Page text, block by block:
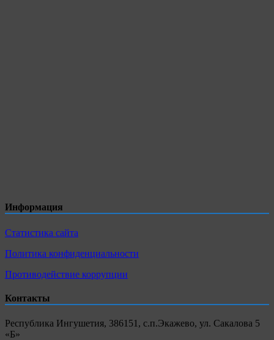
Информация
Статистика сайта
Политика конфиденциальности
Противодействие коррупции
Контакты
Республика Ингушетия, 386151, с.п.Экажево, ул. Сакалова 5
«Б»